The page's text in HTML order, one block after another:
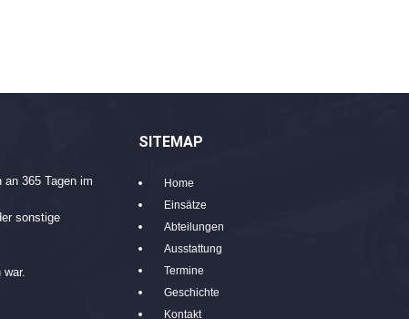
365 Tagen im
sonstige
SITEMAP
Home
Einsätze
Abteilungen
Ausstattung
Termine
Geschichte
Kontakt